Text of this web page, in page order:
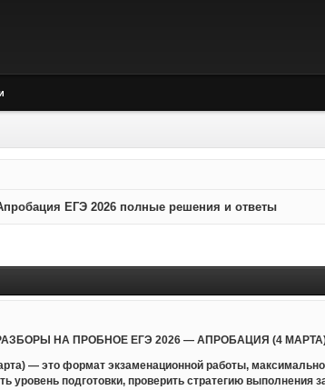
ЕГЭ 2026 полные решения и ответы
НА ПРОБНОЕ ЕГЭ 2026 — АПРОБАЦИЯ (4 МАРТА)
— это формат экзаменационной работы,
уровень подготовки, проверить стратегию выполнения